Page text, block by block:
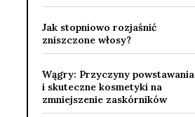
Jak stopniowo rozjaśnić
zniszczone włosy?
Wągry: Przyczyny powstawania
i skuteczne kosmetyki na
zmniejszenie zaskórników